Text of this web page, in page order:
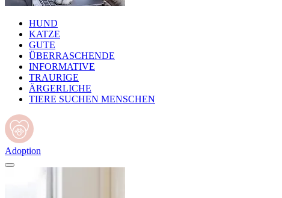
HUND
KATZE
GUTE
ÜBERRASCHENDE
INFORMATIVE
TRAURIGE
ÄRGERLICHE
TIERE SUCHEN MENSCHEN
Adoption